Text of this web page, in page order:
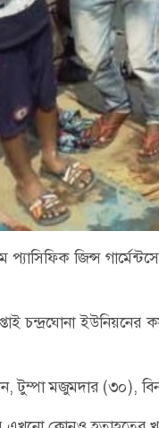
প্যাসিফিক জিন্স
চন্দ্রঘোনা
টুম্পা মজুমদার (৩০),